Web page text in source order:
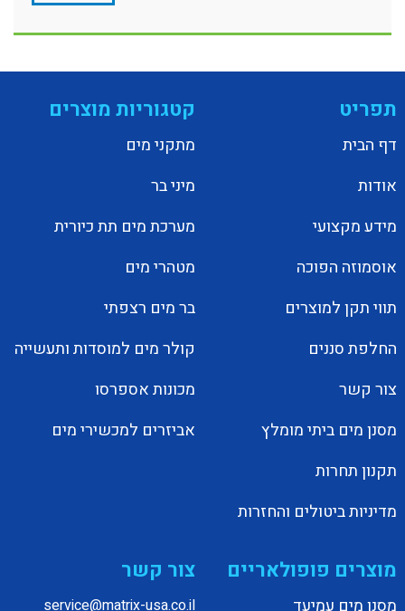
תפריט
דף הבית
אודות
מידע מקצועי
אוסמוזה הפוכה
תווי תקן למוצרים
החלפת סננים
צור קשר
מסנן מים ביתי מומלץ
תקנון תחרות
מדיניות ביטולים והחזרות
קטגוריות מוצרים
מתקני מים
מיני בר
מערכת מים תת כיורית
מטהרי מים
בר מים רצפתי
קולר מים למוסדות ותעשייה
מכונות אספרסו
אביזרים למכשירי מים
מוצרים פופולאריים
מסנן מים עמיעד
צור קשר
service@matrix-usa.co.il